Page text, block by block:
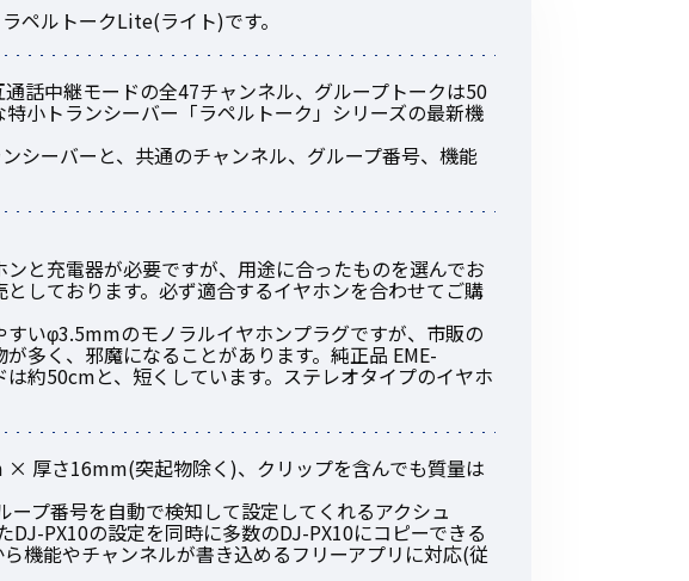
DCDCコンバーター/直流安定
化電源
その他の商品
業界使用例から探す
ペルトークLite(ライト)です。
話中継モードの全47チャンネル、グループトークは50
特小トランシーバー「ラペルトーク」シリーズの最新機
シーバーと、共通のチャンネル、グループ番号、機能
と充電器が必要ですが、用途に合ったものを選んでお
しております。必ず適合するイヤホンを合わせてご購
いφ3.5mmのモノラルイヤホンプラグですが、市販の
多く、邪魔になることがあります。純正品 EME-
約50cmと、短くしています。ステレオタイプのイヤホ
厚さ16mm(突起物除く)、クリップを含んでも質量は
プ番号を自動で検知して設定してくれるアクシュ
DJ-PX10の設定を同時に多数のDJ-PX10にコピーできる
機能やチャンネルが書き込めるフリーアプリに対応(従